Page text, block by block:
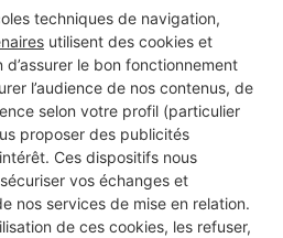
techniques de navigation,
utilisent des cookies et
le bon fonctionnement
l’audience de nos contenus, de
selon votre profil (particulier
proposer des publicités
Ces dispositifs nous
vos échanges et
nos services de mise en relation.
de ces cookies, les refuser,
et ne savez quel professionnel
travauxauprès de notre réseau de 5 000
partout en France.
UN DEVIS